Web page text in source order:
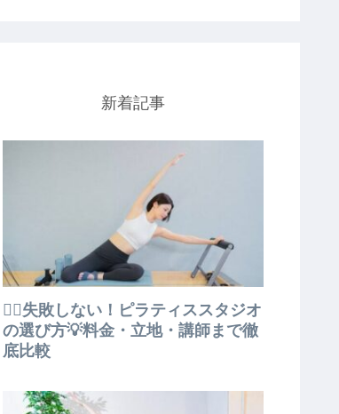
新着記事
🧘‍♀️失敗しない！ピラティススタジオ
の選び方💡料金・立地・講師まで徹
底比較